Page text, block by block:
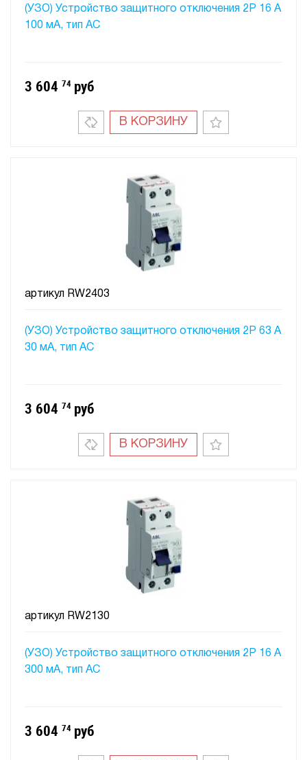
(УЗО) Устройство защитного отключения 2P 16 A
100 мA, тип АC
3 604 74 руб
В КОРЗИНУ
(УЗО) Устройство защитного отключения 2P 63 A
30 мA, тип АC
артикул RW2403
3 604 74 руб
В КОРЗИНУ
(УЗО) Устройство защитного отключения 2P 16 A
300 мA, тип АC
артикул RW2130
3 604 74 руб